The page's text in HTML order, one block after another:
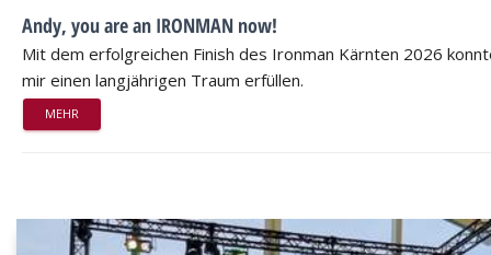
Andy, you are an IRONMAN now!
Mit dem erfolgreichen Finish des Ironman Kärnten 2026
mir einen langjährigen Traum erfüllen.
MEHR